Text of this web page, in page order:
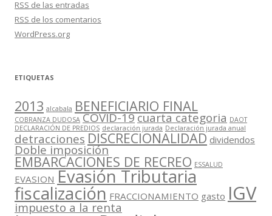
RSS de las entradas
RSS de los comentarios
WordPress.org
ETIQUETAS
2013 alcabala BENEFICIARIO FINAL
COBRANZA DUDOSA COVID-19cuarta categoria DAOT
DECLARACIÓN DE PREDIOS declaración jurada Declaración jurada anual
detracciones DISCRECIONALIDAD dividendos
Doble imposición
EMBARCACIONES DE RECREO ESSALUD
EVASION Evasión Tributaria
fiscalización FRACCIONAMIENTO gasto IGV
impuesto a la renta